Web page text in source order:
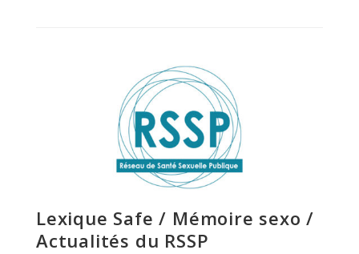
Lexique Safe / Mémoire sexo /
Actualités du RSSP